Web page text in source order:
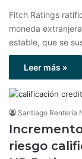
Fitch Ratings
moneda
estable, que se
Leer más »
Santiago Rentería
riesgo